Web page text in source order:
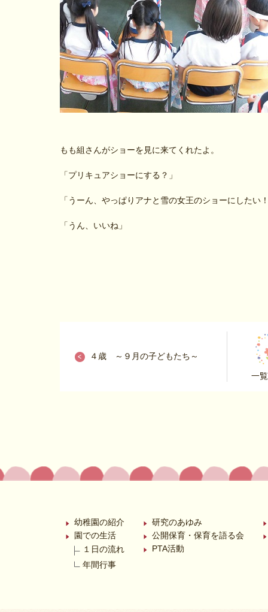
もも組さんがショーを見に来てくれたよ。
「プリキュアショーにする？」
「うーん、やっぱりアナと雪の女王のショーにしたい
「うん、いいね」
４歳 ～９月の子どもたち～
一
幼稚園の紹介
園での生活
１日の流れ
年間行事
研究のあゆみ
公開保育・保育を語る会
PTA活動